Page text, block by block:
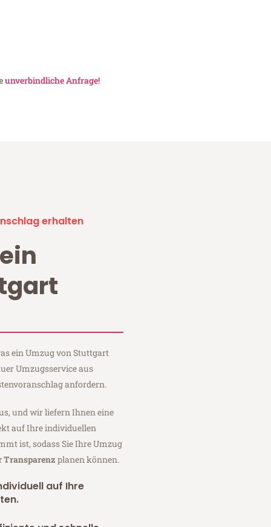
unverbindliche Anfrage!
erhalten
ein Umzug von Stuttgart
Umzugsservice aus
anfordern.
und wir liefern Ihnen eine
auf Ihre individuellen
ist, sodass Sie Ihre Umzug
Transparenz planen können.
auf Ihre